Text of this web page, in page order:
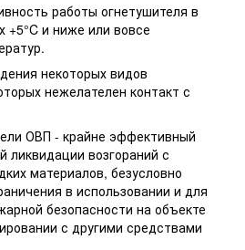
работы огнетушителя в
+5°C и ниже или вовсе
некоторых видов
нежелателен контакт с
ОВП - крайне эффективный
ликвидации возгораний с
материалов, безусловно
в использовании и для
безопасности на объекте
с другими средствами